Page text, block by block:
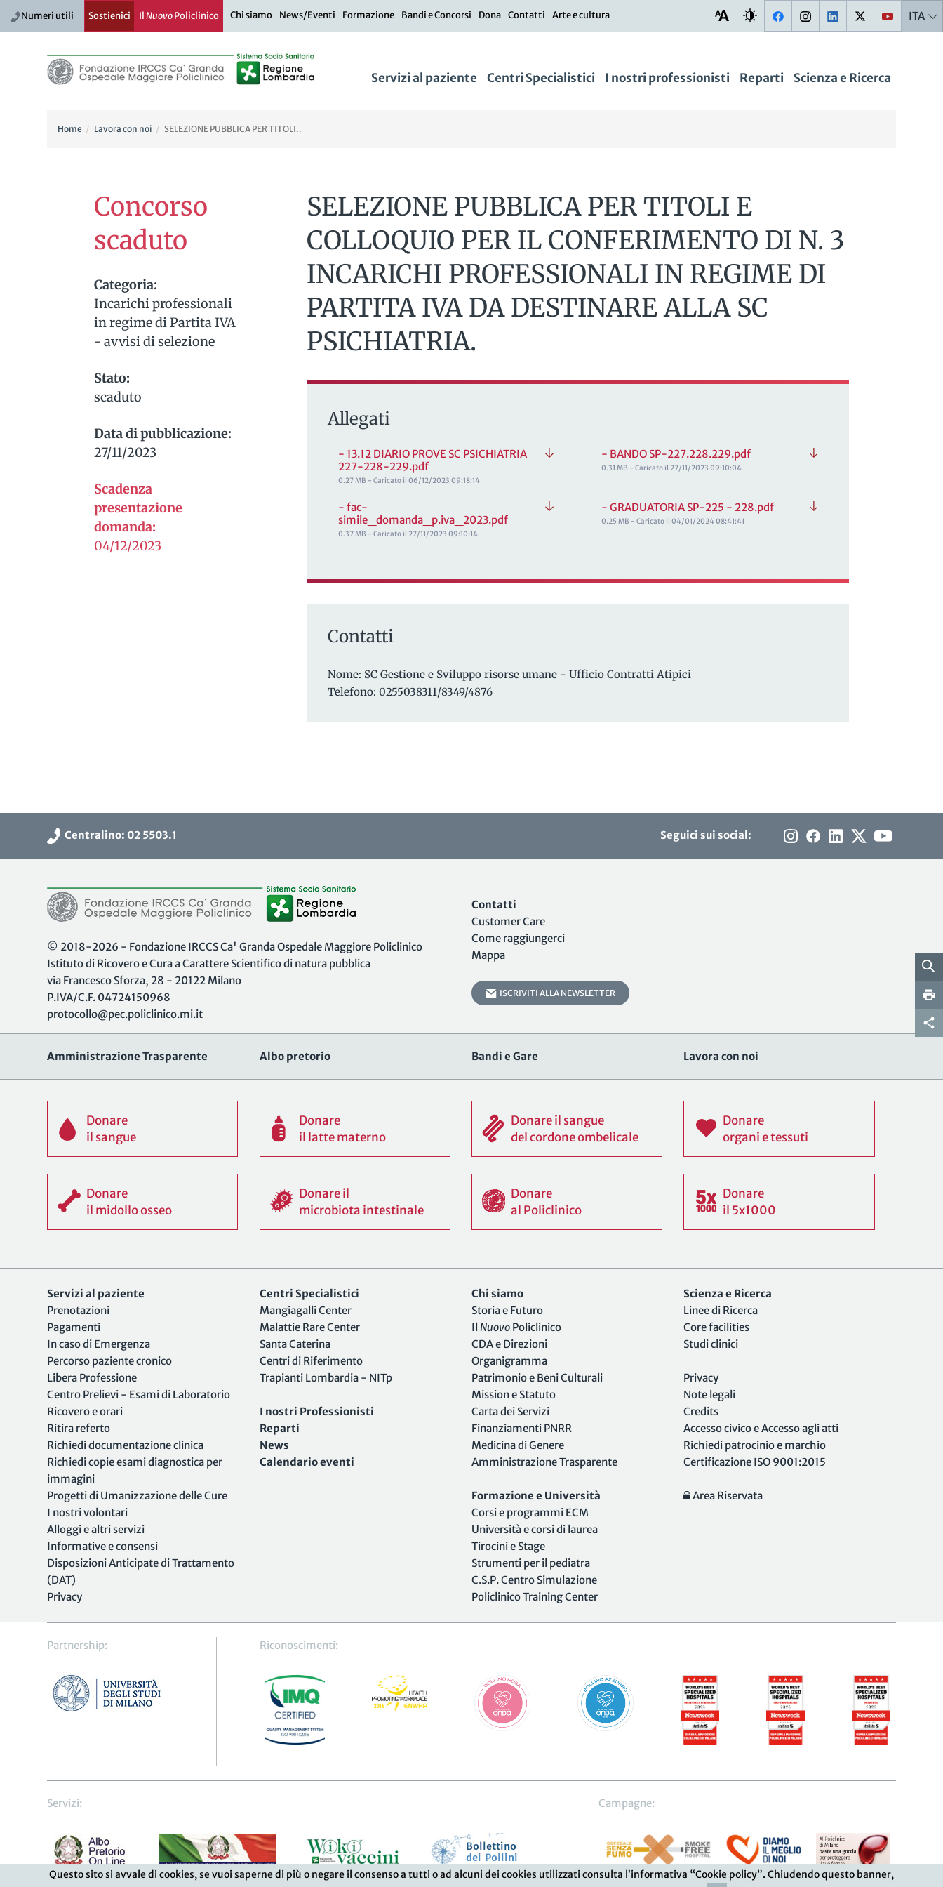
Questo sito si avvale di cookies, se vuoi saperne di più o negare il consenso a tutti o ad alcuni dei cookies utilizzati consulta l’informativa “Cookie policy”. Chiudendo questo banner,
Numeri utili Sostienici IlNuovoPoliclinico Chi siamo News/Eventi Formazione Bandi e Concorsi Dona Contatti Arte e cultura ITA
Servizi al paziente Centri Specialistici I nostri professionisti Reparti Scienza e Ricerca
Home Lavora con noi SELEZIONE PUBBLICA PER TITOLI..
SELEZIONE PUBBLICA PER TITOLI E
COLLOQUIO PER IL CONFERIMENTO DI N. 3
INCARICHI PROFESSIONALI IN REGIME DI
PARTITA IVA DA DESTINARE ALLA SC
PSICHIATRIA.
Allegati
- 13.12 DIARIO PROVE SC PSICHIATRIA
227-228-229.pdf
0.27 MB - Caricato il 06/12/2023 09:18:14
- BANDO SP-227.228.229.pdf
0.31 MB - Caricato il 27/11/2023 09:10:04
- fac-
simile_domanda_p.iva_2023.pdf
0.37 MB - Caricato il 27/11/2023 09:10:14
- GRADUATORIA SP-225 - 228.pdf
0.25 MB - Caricato il 04/01/2024 08:41:41
Contatti
Nome: SC Gestione e Sviluppo risorse umane - Ufficio Contratti Atipici
Telefono: 0255038311/8349/4876
Concorso
scaduto
Categoria:
Incarichi professionali
in regime di Partita IVA
- avvisi di selezione
Stato:
scaduto
Data di pubblicazione:
27/11/2023
Scadenza
presentazione
domanda:
04/12/2023
Centralino: 02 5503.1 Seguici sui social:
© 2018-2026 - Fondazione IRCCS Ca' Granda Ospedale Maggiore Policlinico
Istituto di Ricovero e Cura a Carattere Scientifico di natura pubblica
via Francesco Sforza, 28 - 20122 Milano
P.IVA/C.F. 04724150968
protocollo@pec.policlinico.mi.it
Contatti
Customer Care
Come raggiungerci
Mappa
ISCRIVITI ALLA NEWSLETTER
Amministrazione Trasparente Albo pretorio Bandi e Gare Lavora con noi
Donare
il sangue
Donare
il latte materno
Donare il sangue
del cordone ombelicale
Donare
organi e tessuti
Donare
il midollo osseo
Donare il
microbiota intestinale
Donare
al Policlinico
Donare
il 5x1000
Servizi al paziente
Prenotazioni
Pagamenti
In caso di Emergenza
Percorso paziente cronico
Libera Professione
Centro Prelievi - Esami di Laboratorio
Ricovero e orari
Ritira referto
Richiedi documentazione clinica
Richiedi copie esami diagnostica per
immagini
Progetti di Umanizzazione delle Cure
I nostri volontari
Alloggi e altri servizi
Informative e consensi
Disposizioni Anticipate di Trattamento
(DAT)
Privacy
Centri Specialistici
Mangiagalli Center
Malattie Rare Center
Santa Caterina
Centri di Riferimento
Trapianti Lombardia - NITp
I nostri Professionisti
Reparti
News
Calendario eventi
Chi siamo
Storia e Futuro
Il NuovoPoliclinico
CDA e Direzioni
Organigramma
Patrimonio e Beni Culturali
Mission e Statuto
Carta dei Servizi
Finanziamenti PNRR
Medicina di Genere
Amministrazione Trasparente
Formazione e Università
Corsi e programmi ECM
Università e corsi di laurea
Tirocini e Stage
Strumenti per il pediatra
C.S.P. Centro Simulazione
Policlinico Training Center
Scienza e Ricerca
Linee di Ricerca
Core facilities
Studi clinici
Privacy
Note legali
Credits
Accesso civico e Accesso agli atti
Richiedi patrocinio e marchio
Certificazione ISO 9001:2015
Area Riservata
Partnership: Riconoscimenti:
Servizi: Campagne: